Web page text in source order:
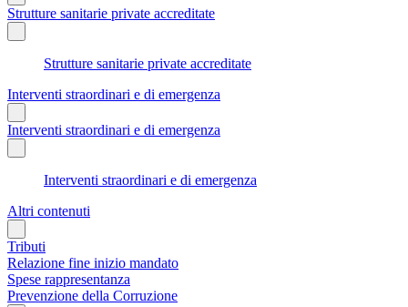
Strutture sanitarie private accreditate
Strutture sanitarie private accreditate
Interventi straordinari e di emergenza
Interventi straordinari e di emergenza
Interventi straordinari e di emergenza
Altri contenuti
Tributi
Relazione fine inizio mandato
Spese rappresentanza
Prevenzione della Corruzione